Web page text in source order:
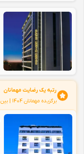
رتبه یک رضایت مهمانان
برگزیده مهمانان 1404 | بين هتل های 4 ستاره مشهد